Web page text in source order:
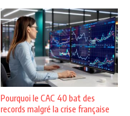
Pourquoi le CAC 40 bat des
records malgré la crise française